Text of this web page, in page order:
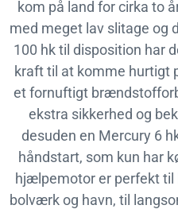
kom på land for cirka to
med meget lav slitage og
100 hk til disposition har
kraft til at komme hurtigt
et fornuftigt
ekstra sikkerhed og
desuden en Mercury 6
håndstart, som kun har
hjælpemotor er perfekt til
bolværk og havn, til